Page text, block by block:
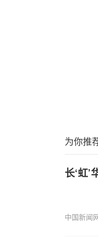
为你推
长‘虹
中国新闻